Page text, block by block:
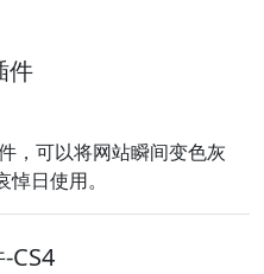
件
，可以将网站瞬间变色灰
日使用。
CS4